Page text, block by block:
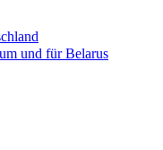
und für Belarus